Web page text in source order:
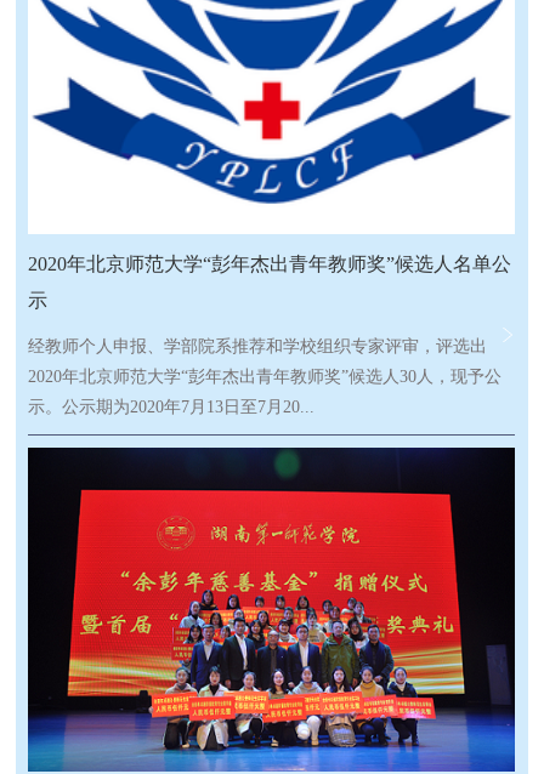
了更好的支持该学科的建设，也为了让该学科的同学们能更好地
前往各国际组织实习，余彭年慈善基金会与浙江大学教育基金会
特别设立了“浙江大学教育基金会彭年教育基金国际组织专项奖学
金”。2023年5月5日，余彭年慈善基金会受邀参加了2023年浙江大
学第六届“全球治理论坛”。在论坛启动仪式上，浙江大学党委朱
慧副书记发表了致辞。外国语学院院长董燕萍教授对国际组织人
才培养做了工作报告。余彭年慈善基金会理事长徐滨先生代表基
专项奖学金，能更好地推动浙大对国际组织人才的培养，以及国
可以前往国际组织实习并任职，这样才能更多地发出我们中国的
声音，讲好中国的故事，让世界聆听！启动仪式后，余彭年慈善
基金会与获得国际组织专项奖学金的同学们举行了交流会，听取
了同学们在各国际组织实习期间的收获。其中在读博士研究生严
飞虎同学在基金会的支持下，完成了联合国青年领袖精英班，上
并结合自身的专业知识，完成了多项研究成果。徐滨理事长在交
流会上表达了对浙江大学教育基金会细致工作的感谢，真正让余
彭年慈善基金会的捐赠落到了实处。同时鼓励在座的每一位同学
要保持开拓进取的精神，在学有所长之后，更好的去学以致用，
并去不断地延续彭年的精神，播善传爱，成就他人。
2020年北京师范大学“彭年杰出青年教师奖”候选人名单公
示
经教师个人申报、学部院系推荐和学校组织专家评审，评选出
2020年北京师范大学“彭年杰出青年教师奖”候选人30人，现予公
示。公示期为2020年7月13日至7月20...
日。公示期内如对评选结果有异议，请以书面形式向教务部反
映。以单位名义反映的须加盖本单位公章，以个人名义反映的应
署真实姓名，写明联系电话，逾期恕不受理。 一、本科生教学
（按姓氏笔画排序）姓 名所在单位刘晓娟政府管理学院孙晓敏心
理学部孙晓慧外国语言文学学院李 堃经济与工商管理学院杨明全
教育学部张 璐艺术与传媒学院陈 涛历史学院邵 娜化学学院金
建君地理科学学部袁 文数学科学学院袁治杰法学院袁 喆物理学
系徐克飞哲学学院董婧宸文学院董 路生命科学学院 二、研究生
教学（按姓氏笔画排序）姓 名所在单位王兆红体育与运动学院王